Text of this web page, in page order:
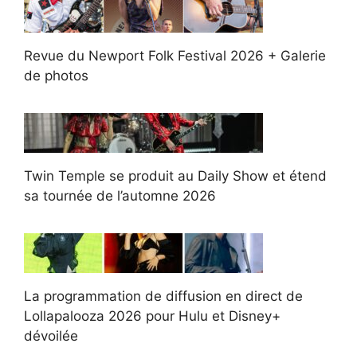
Revue du Newport Folk Festival 2026 + Galerie
de photos
Twin Temple se produit au Daily Show et étend
sa tournée de l’automne 2026
La programmation de diffusion en direct de
Lollapalooza 2026 pour Hulu et Disney+
dévoilée